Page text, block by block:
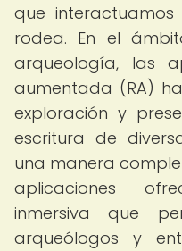
que
rodea. En el
arqueología, las
aumentada (RA)
exploración y
escritura de
una manera
aplicaciones
inmersiva que
arqueólogos y